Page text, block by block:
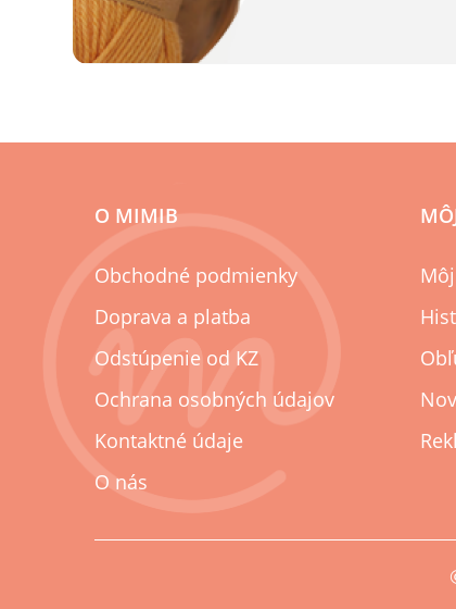
O MIMIB
Obchodné podmienky
Doprava a platba
Odstúpenie od KZ
Ochrana osobných údajov
Kontaktné údaje
O nás